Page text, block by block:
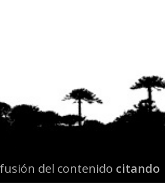
del contenido citando